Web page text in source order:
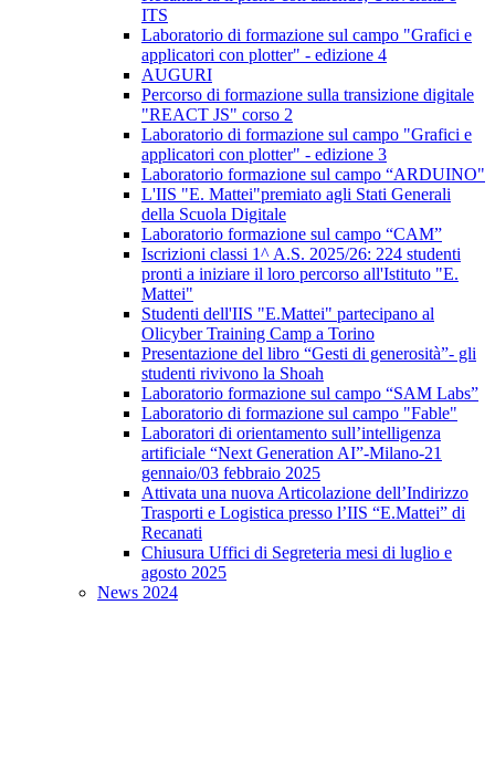
ITS
Laboratorio di formazione sul campo "Grafici e
applicatori con plotter" - edizione 4
AUGURI
Percorso di formazione sulla transizione digitale
"REACT JS" corso 2
Laboratorio di formazione sul campo "Grafici e
applicatori con plotter" - edizione 3
Laboratorio formazione sul campo “ARDUINO"
L'IIS "E. Mattei"premiato agli Stati Generali
della Scuola Digitale
Laboratorio formazione sul campo “CAM”
Iscrizioni classi 1^ A.S. 2025/26: 224 studenti
pronti a iniziare il loro percorso all'Istituto "E.
Mattei"
Studenti dell'IIS "E.Mattei" partecipano al
Olicyber Training Camp a Torino
Presentazione del libro “Gesti di generosità”- gli
studenti rivivono la Shoah
Laboratorio formazione sul campo “SAM Labs”
Laboratorio di formazione sul campo "Fable"
Laboratori di orientamento sull’intelligenza
artificiale “Next Generation AI”-Milano-21
gennaio/03 febbraio 2025
Attivata una nuova Articolazione dell’Indirizzo
Trasporti e Logistica presso l’IIS “E.Mattei” di
Recanati
Chiusura Uffici di Segreteria mesi di luglio e
agosto 2025
News 2024